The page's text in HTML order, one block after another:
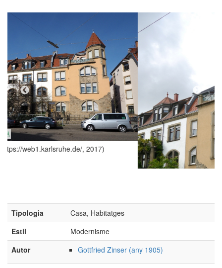
(Foto: Pbe; https://web1.karlsruhe.de/, 2013)
Tipologia
Casa, Habitatges